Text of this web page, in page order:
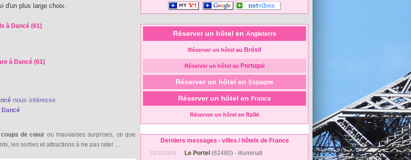
d'un plus large choix.
à Dancé (61)
à Dancé (61)
nous intéresse.
Dancé
coups de cœur ou mauvaises surprises, ce que
les sorties et attractions à ne pas rater ...
Réserver un hôtel en Angleterre
Réserver un hôtel au Brésil
Réserver un hôtel au Portugal
Réserver un hôtel en Espagne
Réserver un hôtel en France
Réserver un hôtel en Italie
Derniers messages - villes / hôtels de France
22/11/2024 Le Portel (62480) - illuminati